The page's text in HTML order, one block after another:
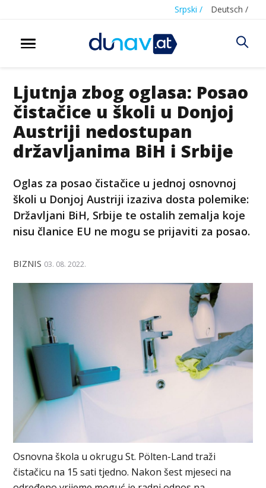
Srpski / Deutsch /
Ljutnja zbog oglasa: Posao
čistačice u školi u Donjoj
Austriji nedostupan
državljanima BiH i Srbije
Oglas za posao čistačice u jednoj osnovnoj
školi u Donjoj Austriji izaziva dosta polemike:
Državljani BiH, Srbije te ostalih zemalja koje
nisu članice EU ne mogu se prijaviti za posao.
BIZNIS 03. 08. 2022.
Osnovna škola u okrugu St. Pölten-Land traži
čistačicu na 15 sati tjedno. Nakon šest mjeseci na